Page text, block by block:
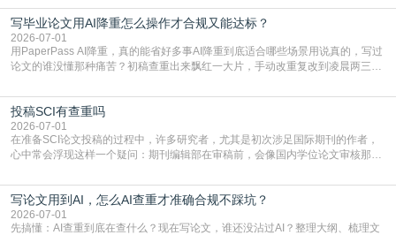
广阔学术天地的大门，连接着个体研究与社会网络。本篇AEIC学术交流中心小编
就为大家介绍“学术会议投稿意义”。一、加速研究成果的传播与反馈学术会议通
常具有周期短、时效性强的特点。相比期刊漫长的
写毕业论文用AI降重怎么操作才合规又能达标？
2026-07-01
用PaperPass AI降重，真的能省好多事AI降重到底适合哪些场景用说真的，写过
论文的谁没懂那种痛苦？初稿查重出来飘红一大片，手动改重复改到凌晨两三
到秃头。这时候靠谱的AI降重真的就是救命稻草，选对工具，半天就能搞定你两
三天都做不完的事。不是所有人都需要用AI降重，但如果你符合下面这些场景，
真的可以试试：初稿写完重复率远超要
投稿SCI有查重吗
2026-07-01
在准备SCI论文投稿的过程中，许多研究者，尤其是初次涉足国际期刊的作者，
心中常会浮现这样一个疑问：期刊编辑部在审稿前，会像国内学位论文审核那
论文的初审通过率。实际上，SCI期刊对重复内容的审查是严谨投稿流程中不可
或缺的一环。本篇AEIC学术交流中心小编就为大家介绍“投稿SCI有查重吗”。
一、查重是标准流程答案是明确的：绝大多数S
写论文用到AI，怎么AI查重才准确合规不踩坑？
2026-07-01
先搞懂：AI查重到底在查什么？现在写论文，谁还没沾过AI？整理大纲、梳理文